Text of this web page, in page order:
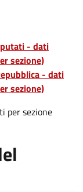
- dati
sezione)
- dati
sezione)
per sezione